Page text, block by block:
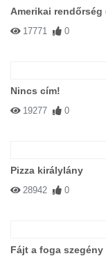
Amerikai rendőrség
17771 0
Nincs cím!
19277 0
Pizza királylány
28942 0
Fájt a foga